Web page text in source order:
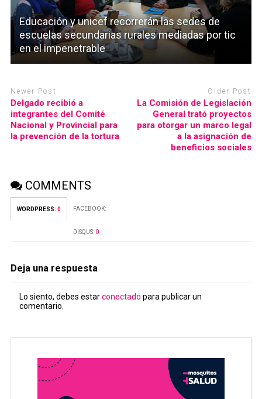
Educación y unicef recorrerán las sedes de
escuelas secundarias rurales mediadas por tic
en el impenetrable
Newer Post
Delgado recibió a
integrantes del Comité
Nacional y Provincial para
la prevención de la tortura
Older Post
La Comisión de Legislación
General trató proyectos
para otorgar un marco legal
a la asignación de
beneficios sociales
COMMENTS
WORDPRESS: 0 FACEBOOK:
DISQUS: 0
Deja una respuesta
Lo siento, debes estarconectado para publicar un
comentario.